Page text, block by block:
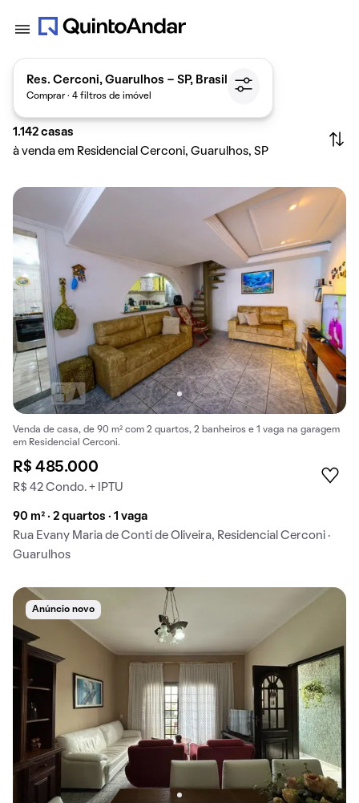
Res. Cerconi, Guarulhos - SP, Brasil
Comprar · 4 filtros de imóvel
1.142 casas
à venda em Residencial Cerconi, Guarulhos, SP
Venda de casa, de 90 m² com 2 quartos, 2 banheiros e 1 vaga na garagem
em Residencial Cerconi.
R$ 485.000
R$ 42 Condo. + IPTU
90 m² · 2 quartos · 1 vaga
Rua Evany Maria de Conti de Oliveira, Residencial Cerconi ·
Guarulhos
Anúncio novo